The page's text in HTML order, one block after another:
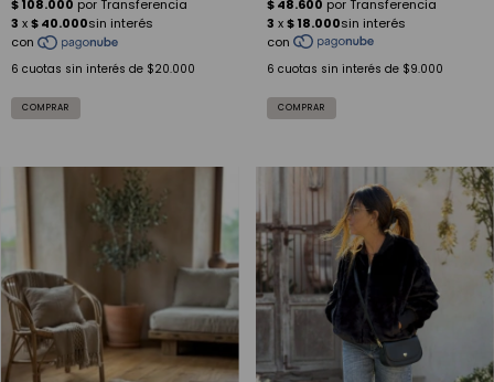
6 cuotas sin interés de $20.000 6 cuotas sin interés de $9.000